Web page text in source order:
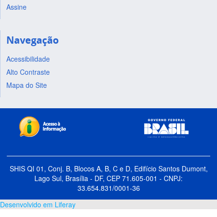
Assine
Navegação
Acessibilidade
Alto Contraste
Mapa do Site
SHIS QI 01, Conj. B, Blocos A, B, C e D, Edifício Santos Dumont,
Lago Sul, Brasília - DF, CEP 71.605-001 - CNPJ:
33.654.831/0001-36
Desenvolvido em Liferay